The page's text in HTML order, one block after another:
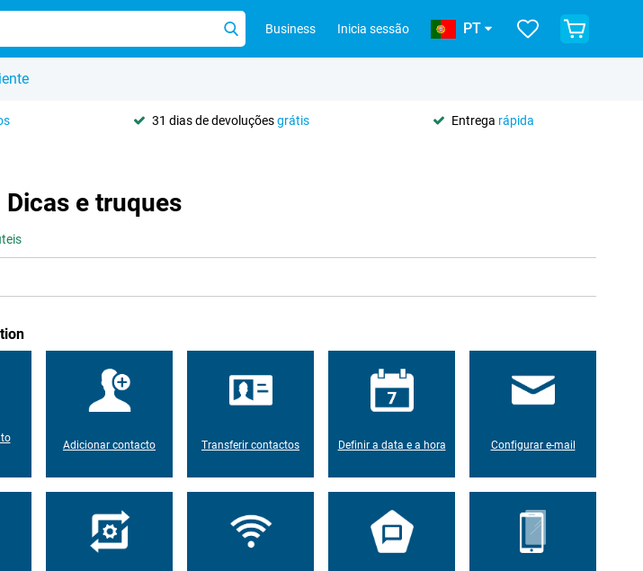
Business Inicia sessão PT
31 dias de devoluçõesgrátis Entrega rápida
e truques
Adicionar contacto Transferir contactos Definir a data e a hora Configurar e-mail